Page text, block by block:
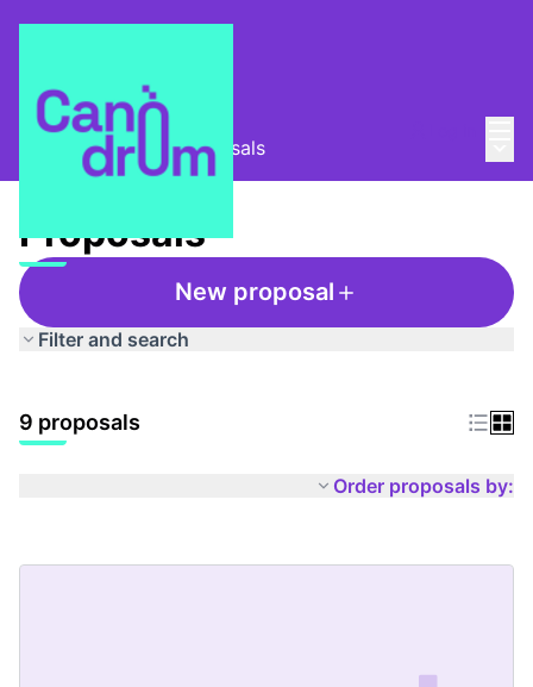
Club de lectura Proposals
Proposals
New proposal
Filter and search
9 proposals
Order proposals by: